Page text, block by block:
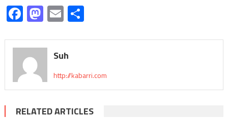
Facebook
Mastodon
EmailShare
Suh
http://kabarri.com
RELATED ARTICLES